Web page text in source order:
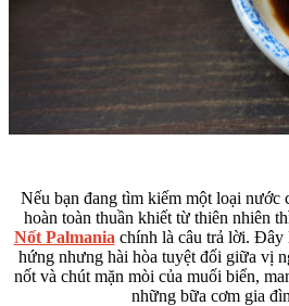
Nếu bạn đang tìm kiếm một loại nước
hoàn toàn thuần khiết từ thiên nhiên
Nốt Palmania chính là câu trả lời. Đây
hứng nhưng hài hòa tuyệt đối giữa vị
nốt và chút mặn mòi của muối biển,
những bữa cơm gia